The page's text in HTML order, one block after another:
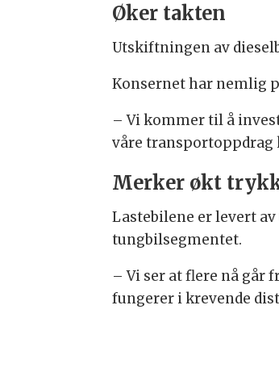
Øker takten
Utskiftningen av
Konsernet har nemlig
– Vi kommer til å
våre transportoppdrag
Merker økt
Lastebilene er levert
tungbilsegmentet.
– Vi ser at flere nå går
fungerer i krevende